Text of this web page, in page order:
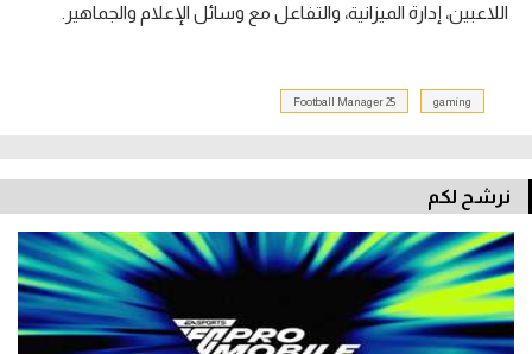
اللاعبين، إدارة الميزانية، والتفاعل مع وسائل الإعلام والجماهير.
gaming
Football Manager 25
نرشح لكم